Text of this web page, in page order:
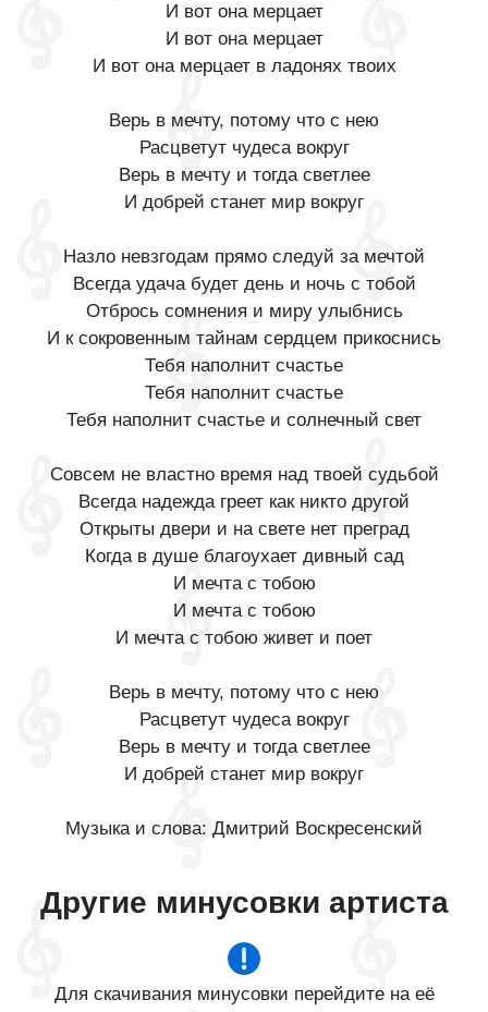
И вот она мерцает
И вот она мерцает
И вот она мерцает в ладонях твоих
Верь в мечту, потому что с нею
Расцветут чудеса вокруг
Верь в мечту и тогда светлее
И добрей станет мир вокруг
Назло невзгодам прямо следуй за мечтой
Всегда удача будет день и ночь с тобой
Отбрось сомнения и миру улыбнись
И к сокровенным тайнам сердцем прикоснись
Тебя наполнит счастье
Тебя наполнит счастье
Тебя наполнит счастье и солнечный свет
Совсем не властно время над твоей судьбой
Всегда надежда греет как никто другой
Открыты двери и на свете нет преград
Когда в душе благоухает дивный сад
И мечта с тобою
И мечта с тобою
И мечта с тобою живет и поет
Верь в мечту, потому что с нею
Расцветут чудеса вокруг
Верь в мечту и тогда светлее
И добрей станет мир вокруг
Музыка и слова: Дмитрий Воскресенский
Другие минусовки артиста
Для скачивания минусовки перейдите на её